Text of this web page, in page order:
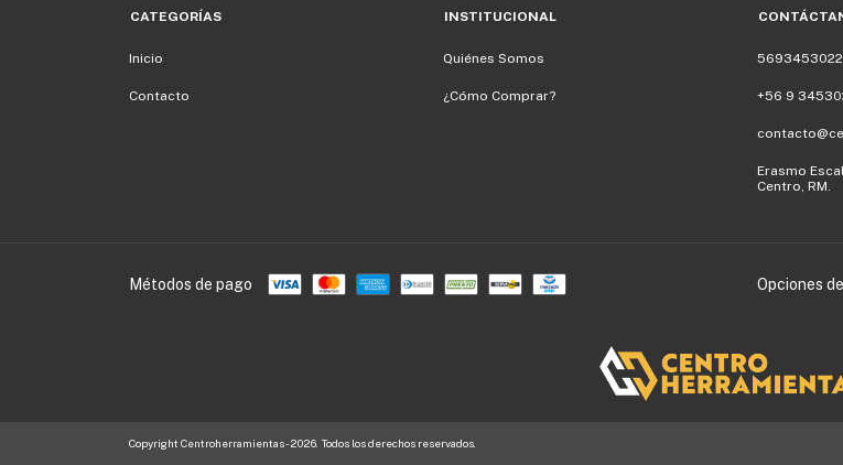
CATEGORÍAS
Inicio
Contacto
INSTITUCIONAL
Quiénes Somos
¿Cómo Comprar? +56 9
Erasmo
Centro, RM.
Métodos de pago Opciones
Copyright Centroherramientas - 2026. Todos los derechos reservados.